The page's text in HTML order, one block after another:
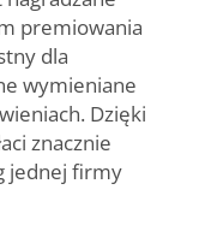
premiowania
dla
wymieniane
Dzięki
znacznie
jednej firmy